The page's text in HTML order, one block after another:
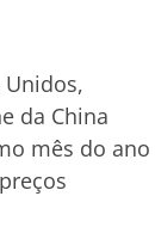
da China
mês do ano